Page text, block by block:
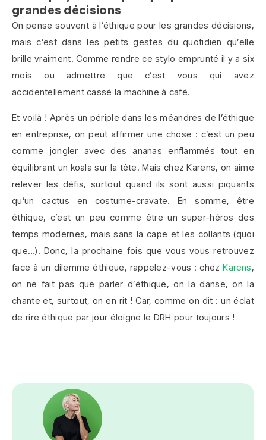
grandes décisions
On pense souvent à l’éthique pour les grandes décisions,
mais c’est dans les petits gestes du quotidien qu’elle
brille vraiment. Comme rendre ce stylo emprunté il y a six
mois ou admettre que c’est vous qui avez
accidentellement cassé la machine à café.
Et voilà ! Après un périple dans les méandres de l’éthique
en entreprise, on peut affirmer une chose : c’est un peu
comme jongler avec des ananas enflammés tout en
équilibrant un koala sur la tête. Mais chez Karens, on aime
relever les défis, surtout quand ils sont aussi piquants
qu’un cactus en costume-cravate. En somme, être
éthique, c’est un peu comme être un super-héros des
temps modernes, mais sans la cape et les collants (quoi
que…). Donc, la prochaine fois que vous vous retrouvez
face à un dilemme éthique, rappelez-vous : chezKarens,
on ne fait pas que parler d’éthique, on la danse, on la
chante et, surtout, on en rit ! Car, comme on dit : un éclat
de rire éthique par jour éloigne le DRH pour toujours !